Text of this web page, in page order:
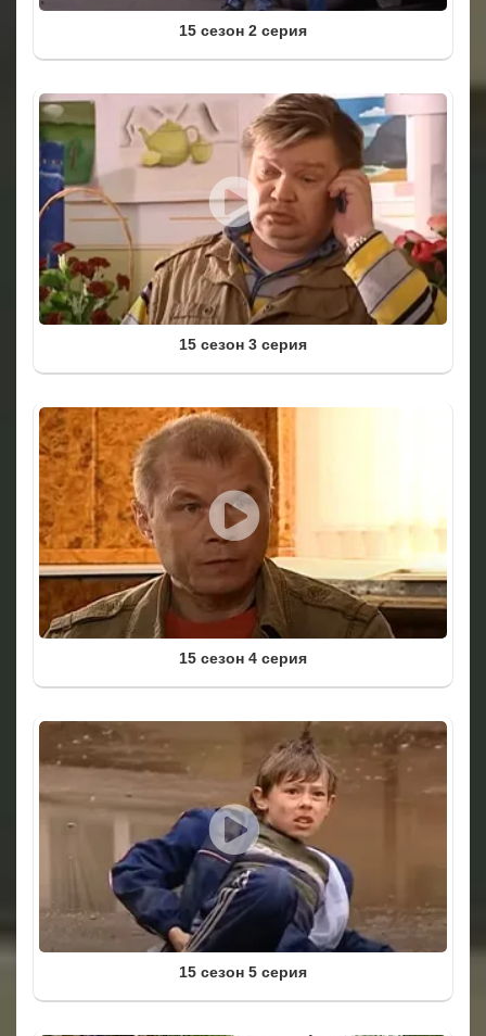
15 сезон 2 серия
15 сезон 3 серия
15 сезон 4 серия
15 сезон 5 серия